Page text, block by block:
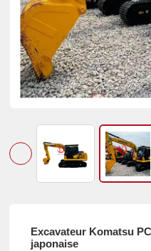
Excavateur Komatsu
japonaise